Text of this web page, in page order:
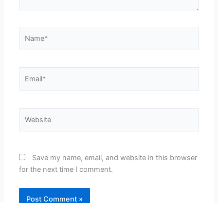
Save my name, email, and website in this browser
for the next time I comment.